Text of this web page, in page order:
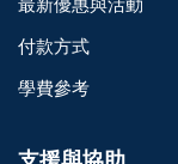
付款方式
學費參考